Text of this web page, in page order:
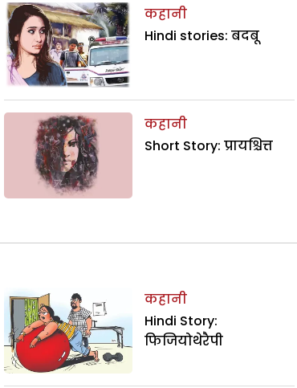
कहानी
Hindi stories: बदबू
कहानी
Short Story: प्रायश्चित्त
कहानी
Hindi Story:
फिजियोथेरैपी